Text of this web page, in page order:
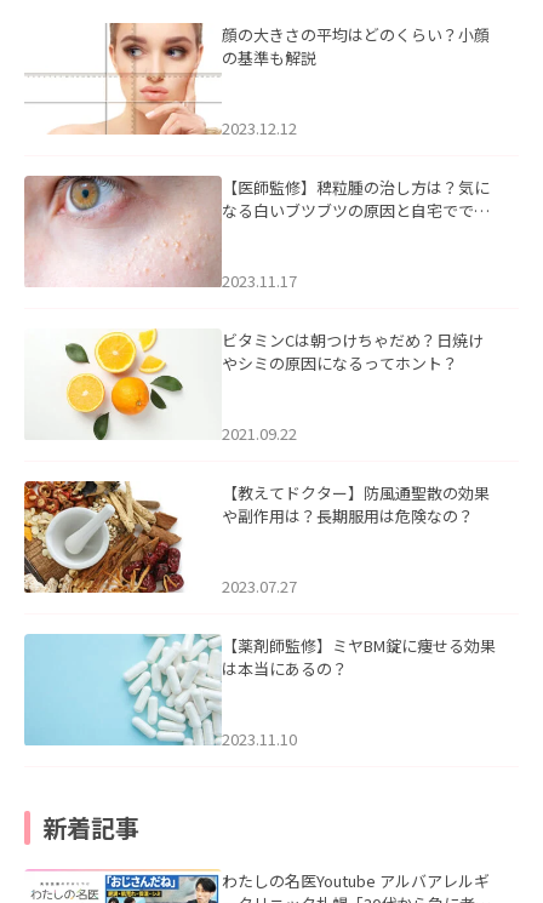
顔の大きさの平均はどのくらい？小顔
の基準も解説
2023.12.12
【医師監修】稗粒腫の治し方は？気に
なる白いブツブツの原因と自宅ででき
2023.11.17
ビタミンCは朝つけちゃだめ？日焼け
やシミの原因になるってホント？
2021.09.22
【教えてドクター】防風通聖散の効果
や副作用は？長期服用は危険なの？
2023.07.27
【薬剤師監修】ミヤBM錠に痩せる効果
は本当にあるの？
2023.11.10
新着記事
わたしの名医Youtube アルバアレルギ